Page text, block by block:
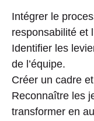
Intégrer le
responsabilité et
Identifier les
de l’équipe.
Créer un cadre
Reconnaître les
transformer en